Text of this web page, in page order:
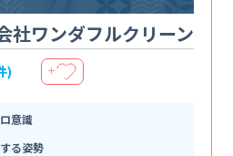
社ワンダフルクリーン
) ＋
意識
る姿勢